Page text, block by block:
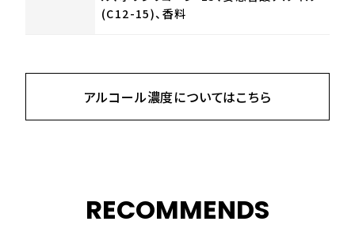
(C12-15)、香料
アルコール濃度についてはこちら
RECOMMENDS